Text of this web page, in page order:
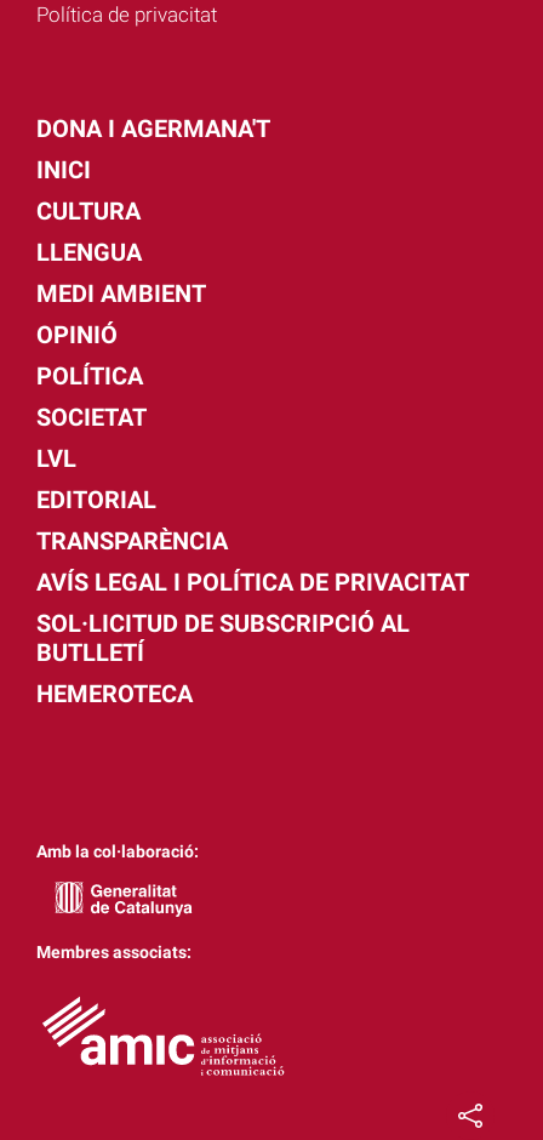
Política de privacitat
DONA I AGERMANA'T
INICI
CULTURA
LLENGUA
MEDI AMBIENT
OPINIÓ
POLÍTICA
SOCIETAT
LVL
EDITORIAL
TRANSPARÈNCIA
AVÍS LEGAL I POLÍTICA DE PRIVACITAT
SOL·LICITUD DE SUBSCRIPCIÓ AL
BUTLLETÍ
HEMEROTECA
Amb la col·laboració:
Membres associats: